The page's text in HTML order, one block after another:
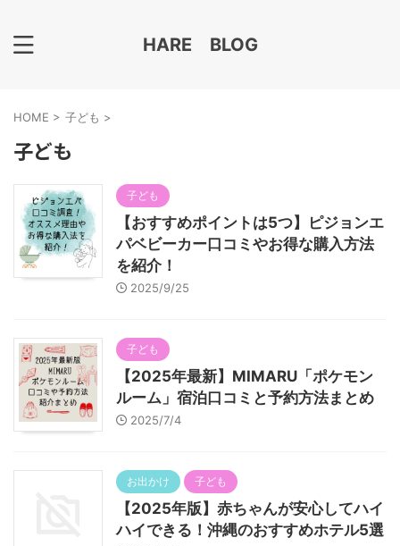
HARE BLOG
HOME > 子ども >
子ども
子ども
【おすすめポイントは5つ】ピジョンエ
パベビーカー口コミやお得な購入方法
を紹介！
2025/9/25
子ども
【2025年最新】MIMARU「ポケモン
ルーム」宿泊口コミと予約方法まとめ
2025/7/4
お出かけ 子ども
【2025年版】赤ちゃんが安心してハイ
ハイできる！沖縄のおすすめホテル5選